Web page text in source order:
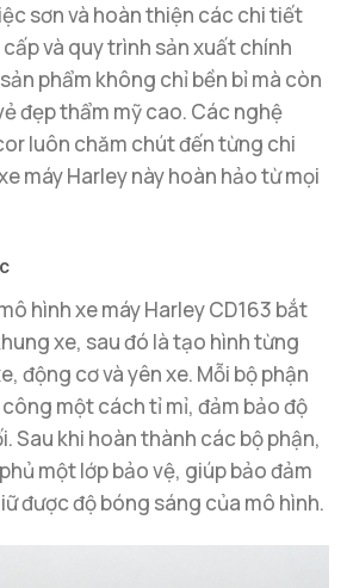
sơn và hoàn thiện các chi tiết
và quy trình sản xuất chính
phẩm không chỉ bền bỉ mà còn
đẹp thẩm mỹ cao. Các nghệ
luôn chăm chút đến từng chi
máy Harley này hoàn hảo từ mọi
hình xe máy Harley CD163 bắt
xe, sau đó là tạo hình từng
động cơ và yên xe. Mỗi bộ phận
một cách tỉ mỉ, đảm bảo độ
Sau khi hoàn thành các bộ phận,
một lớp bảo vệ, giúp bảo đảm
được độ bóng sáng của mô hình.